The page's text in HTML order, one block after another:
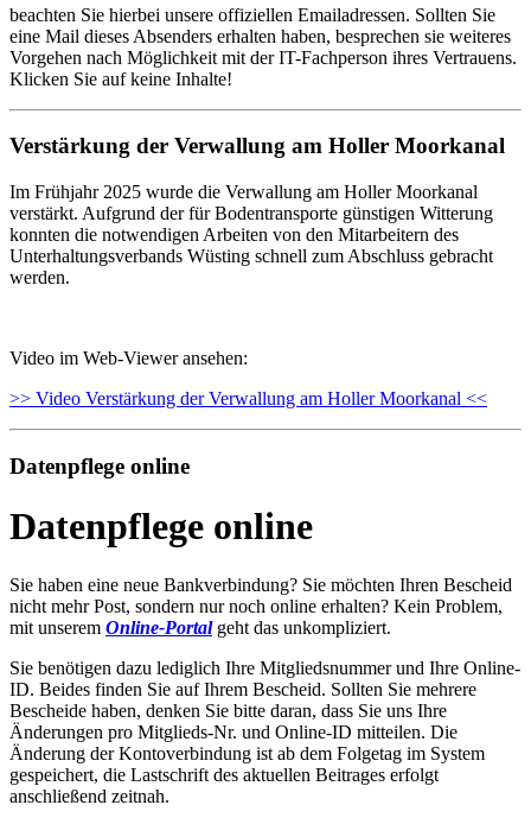
beachten Sie hierbei unsere offiziellen Emailadressen. Sollten Sie
eine Mail dieses Absenders erhalten haben, besprechen sie weiteres
Vorgehen nach Möglichkeit mit der IT-Fachperson ihres Vertrauens.
Klicken Sie auf keine Inhalte!
Verstärkung der Verwallung am Holler Moorkanal
Im Frühjahr 2025 wurde die Verwallung am Holler Moorkanal
verstärkt. Aufgrund der für Bodentransporte günstigen Witterung
konnten die notwendigen Arbeiten von den Mitarbeitern des
Unterhaltungsverbands Wüsting schnell zum Abschluss gebracht
werden.
Video im Web-Viewer ansehen:
>> Video Verstärkung der Verwallung am Holler Moorkanal <<
Datenpflege online
Datenpflege online
Sie haben eine neue Bankverbindung? Sie möchten Ihren Bescheid
nicht mehr Post, sondern nur noch online erhalten? Kein Problem,
mit unserem Online-Portal geht das unkompliziert.
Sie benötigen dazu lediglich Ihre Mitgliedsnummer und Ihre Online-
ID. Beides finden Sie auf Ihrem Bescheid. Sollten Sie mehrere
Bescheide haben, denken Sie bitte daran, dass Sie uns Ihre
Änderungen pro Mitglieds-Nr. und Online-ID mitteilen. Die
Änderung der Kontoverbindung ist ab dem Folgetag im System
gespeichert, die Lastschrift des aktuellen Beitrages erfolgt
anschließend zeitnah.